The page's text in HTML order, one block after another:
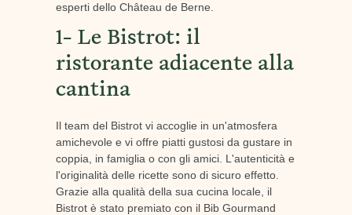
esperti dello Château de Berne.
1- Le Bistrot: il
ristorante adiacente alla
cantina
Il team del Bistrot vi accoglie in un'atmosfera
amichevole e vi offre piatti gustosi da gustare in
coppia, in famiglia o con gli amici. L'autenticità e
l'originalità delle ricette sono di sicuro effetto.
Grazie alla qualità della sua cucina locale, il
Bistrot è stato premiato con il Bib Gourmand